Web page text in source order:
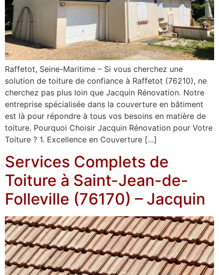
Raffetot, Seine-Maritime – Si vous cherchez une
solution de toiture de confiance à Raffetot (76210), ne
cherchez pas plus loin que Jacquin Rénovation. Notre
entreprise spécialisée dans la couverture en bâtiment
est là pour répondre à tous vos besoins en matière de
toiture. Pourquoi Choisir Jacquin Rénovation pour Votre
Toiture ? 1. Excellence en Couverture […]
Services Complets de
Toiture à Saint-Jean-de-
Folleville (76170) – Jacquin